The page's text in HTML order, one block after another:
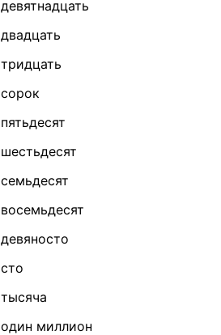
девятнадцать
двадцать
тридцать
сорок
пятьдесят
шестьдесят
семьдесят
восемьдесят
девяносто
сто
тысяча
один миллион